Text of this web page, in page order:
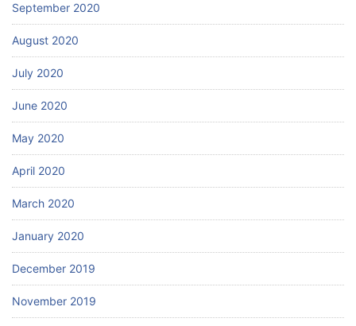
September 2020
August 2020
July 2020
June 2020
May 2020
April 2020
March 2020
January 2020
December 2019
November 2019